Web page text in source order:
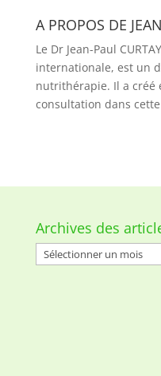
A PROPOS DE
Le Dr Jean-Paul
internationale, est un
nutrithérapie. Il a créé
consultation dans
Archives des
Archives
des